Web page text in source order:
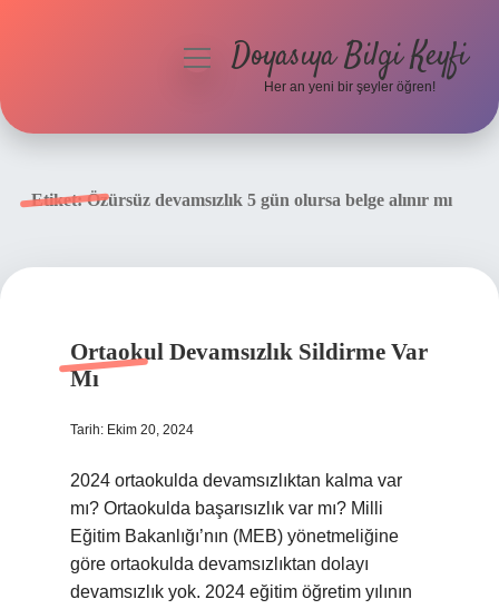
menüyüDoyasıya Bilgi Keyfi
Her an yeni bir şeyler öğren!
Etiket:Özürsüz devamsızlık 5 gün olursa belge alınır mı
Ortaokul Devamsızlık Sildirme Var
Mı
Tarih: Ekim 20, 2024
2024 ortaokulda devamsızlıktan kalma var
mı? Ortaokulda başarısızlık var mı? Milli
Eğitim Bakanlığı’nın (MEB) yönetmeliğine
göre ortaokulda devamsızlıktan dolayı
devamsızlık yok. 2024 eğitim öğretim yılının